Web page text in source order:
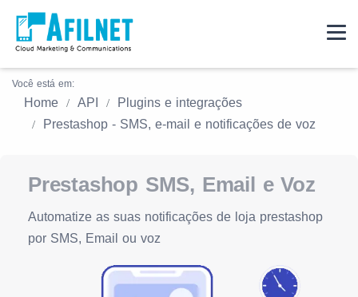
Você está em:
Home API
Plugins e integrações
Prestashop - SMS, e-mail e notificações de voz
Prestashop SMS, Email e Voz
Automatize as suas notificações de loja prestashop
por SMS, Email ou voz